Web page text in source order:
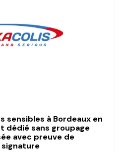
sensibles à Bordeaux en
dédié sans groupage
avec preuve de